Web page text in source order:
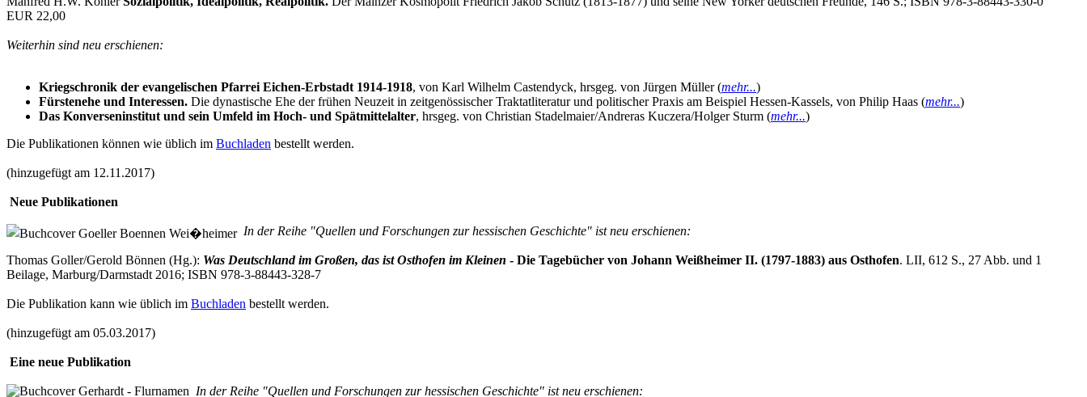
EUR 22,00
Weiterhin sind neu erschienen:
Kriegschronik der evangelischen Pfarrei Eichen-Erbstadt 1914-1918, von Karl Wilhelm Castendyck, hrsgeg. von Jürgen Müller (mehr...)
Fürstenehe und Interessen. Die dynastische Ehe der frühen Neuzeit in zeitgenössischer Traktatliteratur und politischer Praxis am Beispiel Hessen-Kassels, von Philip Haas (mehr...)
Das Konverseninstitut und sein Umfeld im Hoch- und Spätmittelalter, hrsgeg. von Christian Stadelmaier/Andreras Kuczera/Holger Sturm (mehr...)
Die Publikationen können wie üblich im Buchladen bestellt werden.
(hinzugefügt am 12.11.2017)
Neue Publikationen
In der Reihe "Quellen und Forschungen zur hessischen Geschichte" ist neu erschienen:
Thomas Goller/Gerold Bönnen (Hg.): Was Deutschland im Großen, das ist Osthofen im Kleinen - Die Tagebücher von Johann Weißheimer II. (1797-1883) aus Osthofen. LII, 612 S., 27 Abb. und 1
Beilage, Marburg/Darmstadt 2016; ISBN 978-3-88443-328-7
Die Publikation kann wie üblich im Buchladen bestellt werden.
(hinzugefügt am 05.03.2017)
Eine neue Publikation
In der Reihe "Quellen und Forschungen zur hessischen Geschichte" ist neu erschienen: